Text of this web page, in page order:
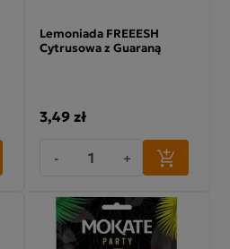
Lemoniada FREEESH
Cytrusowa z Guaraną
3,49 zł
- +